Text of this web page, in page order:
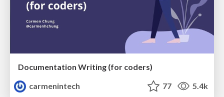
Documentation Writing (for coders)
carmenintech
77 5.4k